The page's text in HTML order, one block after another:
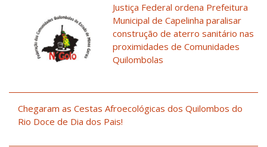
Justiça Federal ordena Prefeitura
Municipal de Capelinha paralisar
construção de aterro sanitário nas
proximidades de Comunidades
Quilombolas
Chegaram as Cestas Afroecológicas dos Quilombos do
Rio Doce de Dia dos Pais!